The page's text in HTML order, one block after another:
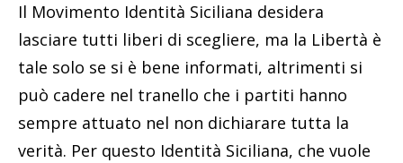
Il Movimento Identità Siciliana desidera
lasciare tutti liberi di scegliere, ma la Libertà è
tale solo se si è bene informati, altrimenti si
può cadere nel tranello che i partiti hanno
sempre attuato nel non dichiarare tutta la
verità. Per questo Identità Siciliana, che vuole